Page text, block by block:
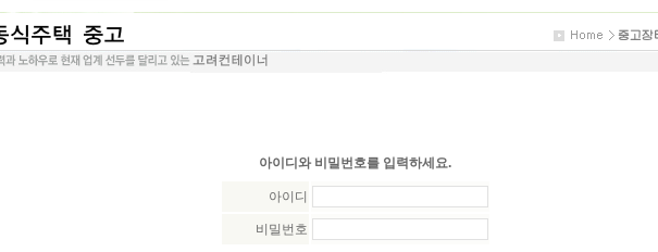
아이디와 비밀번호를 입력하세요.
아이디
비밀번호